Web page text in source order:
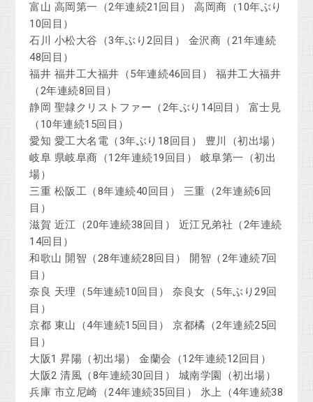
富山 高岡第一（2年連続21回目） 高岡商（10年ぶり
10回目）
石川 小松大谷（3年ぶり2回目） 金沢商（21年連続
48回目）
福井 福井工大福井（5年連続46回目） 福井工大福井
（2年連続8回目）
静岡 聖隷クリストファー（2年ぶり14回目） 富士見
（10年連続15回目）
愛知 愛工大名電（3年ぶり18回目） 豊川（初出場）
岐阜 県岐阜商（12年連続19回目） 岐阜第一（初出
場）
三重 松阪工（8年連続40回目） 三重（2年連続6回
目）
滋賀 近江（20年連続38回目） 近江兄弟社（2年連続
14回目）
和歌山 開智（28年連続28回目） 開智（2年連続7回
目）
奈良 天理（5年連続10回目） 奈良女（5年ぶり29回
目）
京都 東山（4年連続15回目） 京都橘（2年連続25回
目）
大阪1 昇陽（初出場） 金蘭会（12年連続12回目）
大阪2 清風（8年連続30回目） 城南学園（初出場）
兵庫 市立尼崎（24年連続35回目） 氷上（4年連続38